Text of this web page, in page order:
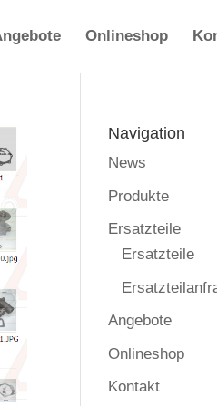
Onlineshop
Navigation
News
Produkte
Ersatzteile
Ersatzteile
Angebote
Onlineshop
Kontakt